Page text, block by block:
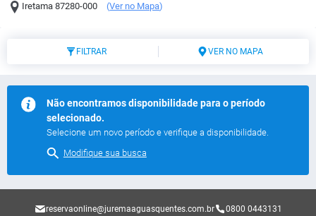
Iretama 87280-000 (Ver no Mapa)
FILTRAR VER NO MAPA
Não encontramos disponibilidade para o período
selecionado.
Selecione um novo período e verifique a disponibilidade.
Modifique sua busca
reservaonline@juremaaguasquentes.com.br 0800 0443131